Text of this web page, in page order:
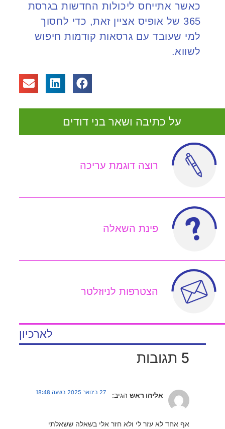
כאשר אתייחס ליכולות החדשות בגרסת
365 של אופיס אציין זאת, כדי לחסוך
למי שעובד עם גרסאות קודמות חיפוש
לשווא.
על כתיבה ושאר בני דודים
רוצה דוגמת עריכה
פינת השאלה
הצטרפות לניוזלטר
לארכיון
5 תגובות
אליהו ראש הגיב: 27 בינואר 2025 בשעה 18:48
אף אחד לא עזר לי ולא חזר אלי בשאלה ששאלתי